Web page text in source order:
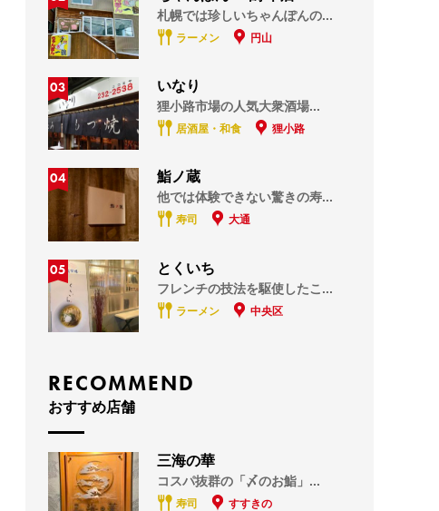
札幌では珍しいちゃんぽんの...
ラーメン 円山
03 いなり
狸小路市場の人気大衆酒場...
居酒屋・和食 狸小路
04 鮨ノ蔵
他では体験できない驚きの寿...
寿司 大通
05 とくいち
フレンチの技法を駆使したこ...
ラーメン 中央区
RECOMMEND
おすすめ店舗
三海の華
コスパ抜群の「〆のお鮨」...
寿司 すすきの